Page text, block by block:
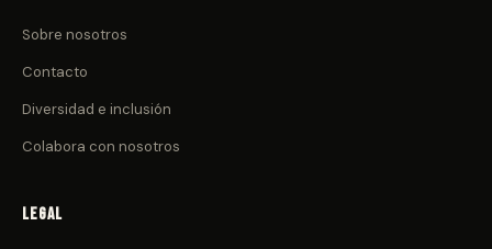
Sobre nosotros
Contacto
Diversidad e inclusión
Colabora con nosotros
Legal